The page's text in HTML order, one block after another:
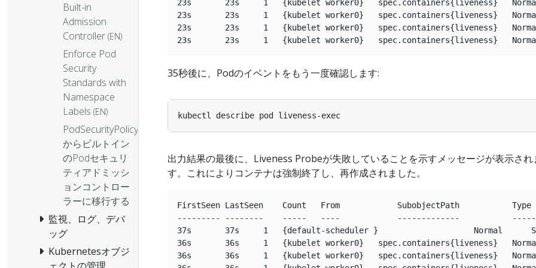
Built-in
Admission
Controller (EN)
Enforce Pod
Security
Standards with
Namespace
Labels (EN)
PodSecurityPolicy
からビルトイン
のPodセキュリ
ティアドミッシ
ョンコントロー
ラーに移行する
監視、ログ、デバ
ッグ
Kubernetesオブジ
23s       23s     1   {kubelet worker0}   spec.containers{liveness}
23s       23s     1   {kubelet worker0}   spec.containers{liveness}
23s       23s     1   {kubelet worker0}   spec.containers{liveness}
35秒後に、Podのイベントをもう一度確認します:
出力結果の最後に、Liveness Probeが失敗していることを示すメッセージが表示され
す。これによりコンテナは強制終了し、再作成されました。
FirstSeen LastSeen    Count   From            SubobjectPath           Type
--------- --------    -----   ----            -------------
37s       37s     1   {default-scheduler }                    Normal
36s       36s     1   {kubelet worker0}   spec.containers{liveness}
36s       36s     1   {kubelet worker0}   spec.containers{liveness}